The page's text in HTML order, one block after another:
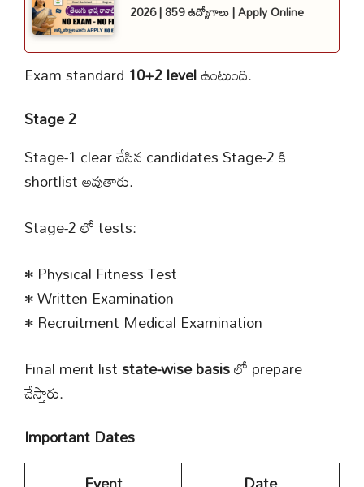
2026 | 859 ఉద్యోగాలు | Apply Online
Exam standard 10+2 levelఉంటుంది.
Stage 2
Stage-1 clear చేసిన candidates Stage-2 కి
shortlist అవుతారు.
Stage-2 లో tests:
• Physical Fitness Test
• Written Examination
• Recruitment Medical Examination
Final merit liststate-wise basisలో prepare
చేస్తారు.
Important Dates